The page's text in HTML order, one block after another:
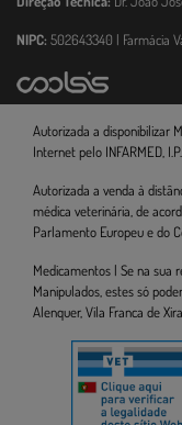
NIPC: 502643340 | Farmácia
Autorizada a disponibilizar
Internet pelo INFARMED, I.P.
Autorizada a venda à
médica veterinária, de
Parlamento Europeu e do
Medicamentos | Se na sua
Manipulados, estes só
Alenquer, Vila Franca de